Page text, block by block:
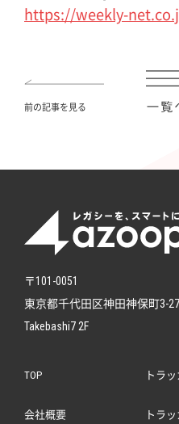
https://weekly-
前の記事を見る
〒101-0051
東京都千代田区神田神保町3-
Takebashi7 2F
TOP
会社概要
トラ
トラ